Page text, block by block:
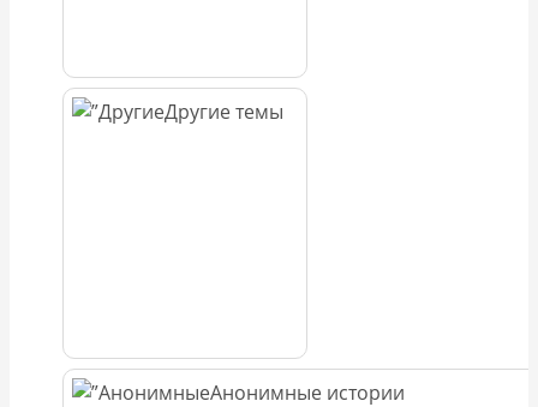
Другие темы
Анонимные истории